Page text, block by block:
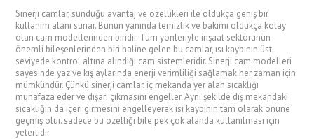
Sinerji camlar, sunduğu avantaj ve özellikleri ile oldukça geniş bir
kullanım alanı sunar. Bunun yanında temizlik ve bakımı oldukça kolay
olan cam modellerinden biridir. Tüm yönleriyle inşaat sektörünün
önemli bileşenlerinden biri haline gelen bu camlar, ısı kaybının üst
seviyede kontrol altına alındığı cam sistemleridir. Sinerji cam modelleri
sayesinde yaz ve kış aylarında enerji verimliliği sağlamak her zaman için
mümkündür. Çünkü sinerji camlar, iç mekanda yer alan sıcaklığı
muhafaza eder ve dışarı çıkmasını engeller. Aynı şekilde dış mekandaki
sıcaklığın da içeri girmesini engelleyerek ısı kaybının tam olarak önüne
geçmiş olur. sadece bu özelliği bile pek çok alanda kullanılması için
yeterlidir.